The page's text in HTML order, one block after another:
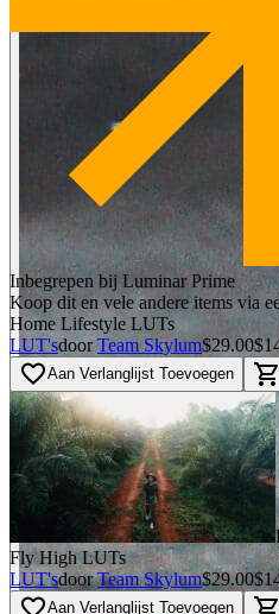
Inbegrepen bij Luminar Prime
Koop dit en vele andere items via
Home Lifestyle LUTs
LUT'sdoor Team Skylum$29.00
favorite_borderAan Verlanglijst Toevoegen shopping_cart
Fly High LUTs
LUT'sdoor Team Skylum$29.00
Aan Verlanglijst Toevoegen